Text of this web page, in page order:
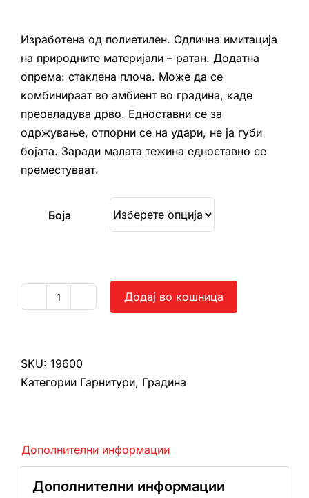
Изработена од полиетилен. Одлична имитација
на природните материјали – ратан. Додатна
опрема: стаклена плоча. Може да се
комбинираат во амбиент во градина, каде
преовладува дрво. Едноставни се за
одржување, отпорни се на удари, не ја губи
бојата. Заради малата тежина едноставно се
преместуваат.
Боја
Пластична
количина
Додај во кошница
SKU: 19600
Категории Гарнитури, Градина
Дополнителни информации
Дополнителни информации